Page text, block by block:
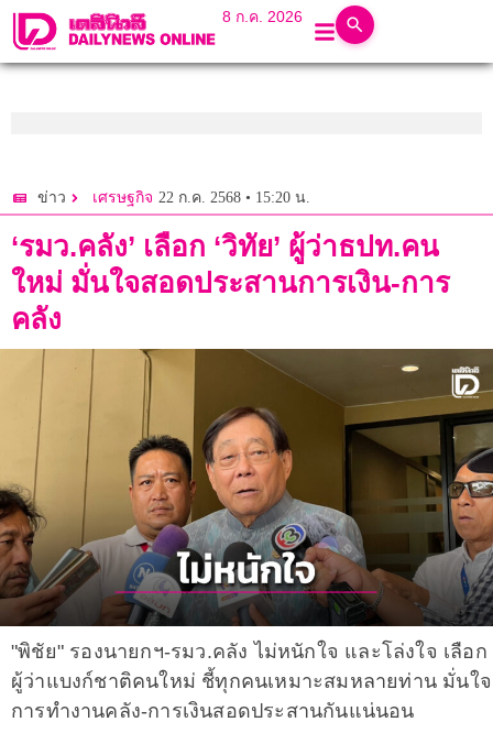
8 ก.ค. 2026
ข่าว เศรษฐกิจ 22 ก.ค. 2568 • 15:20 น.
‘รมว.คลัง’ เลือก ‘วิทัย’ ผู้ว่าธปท.คน
ใหม่ มั่นใจสอดประสานการเงิน-การ
คลัง
"พิชัย" รองนายกฯ-รมว.คลัง ไม่หนักใจ และโล่งใจ เลือก
ผู้ว่าแบงก์ชาติคนใหม่ ชี้ทุกคนเหมาะสมหลายท่าน มั่นใจ
การทำงานคลัง-การเงินสอดประสานกันแน่นอน